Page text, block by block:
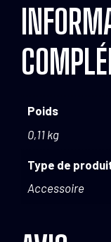
Poids
0,11 kg
Type de
Accessoire